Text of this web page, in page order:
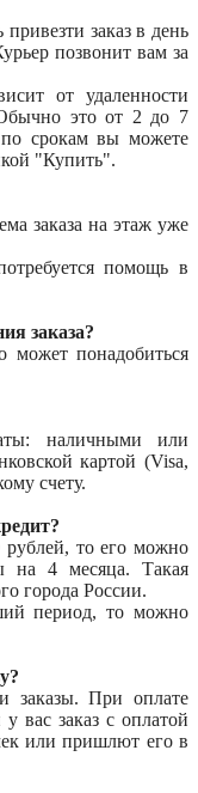
заказ в день
позвонит вам за
от удаленности
это от 2 до 7
срокам вы можете
"Купить".
заказа на этаж уже
помощь в
заказа?
может понадобиться
наличными или
картой (Visa,
счету.
рублей, то его можно
на 4 месяца. Такая
города России.
период, то можно
заказы. При оплате
вас заказ с оплатой
или пришлют его в